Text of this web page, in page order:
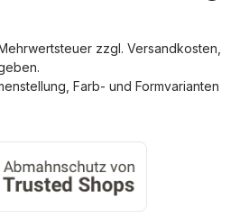
zzgl. Versandkosten
Farb- und Formvarianten